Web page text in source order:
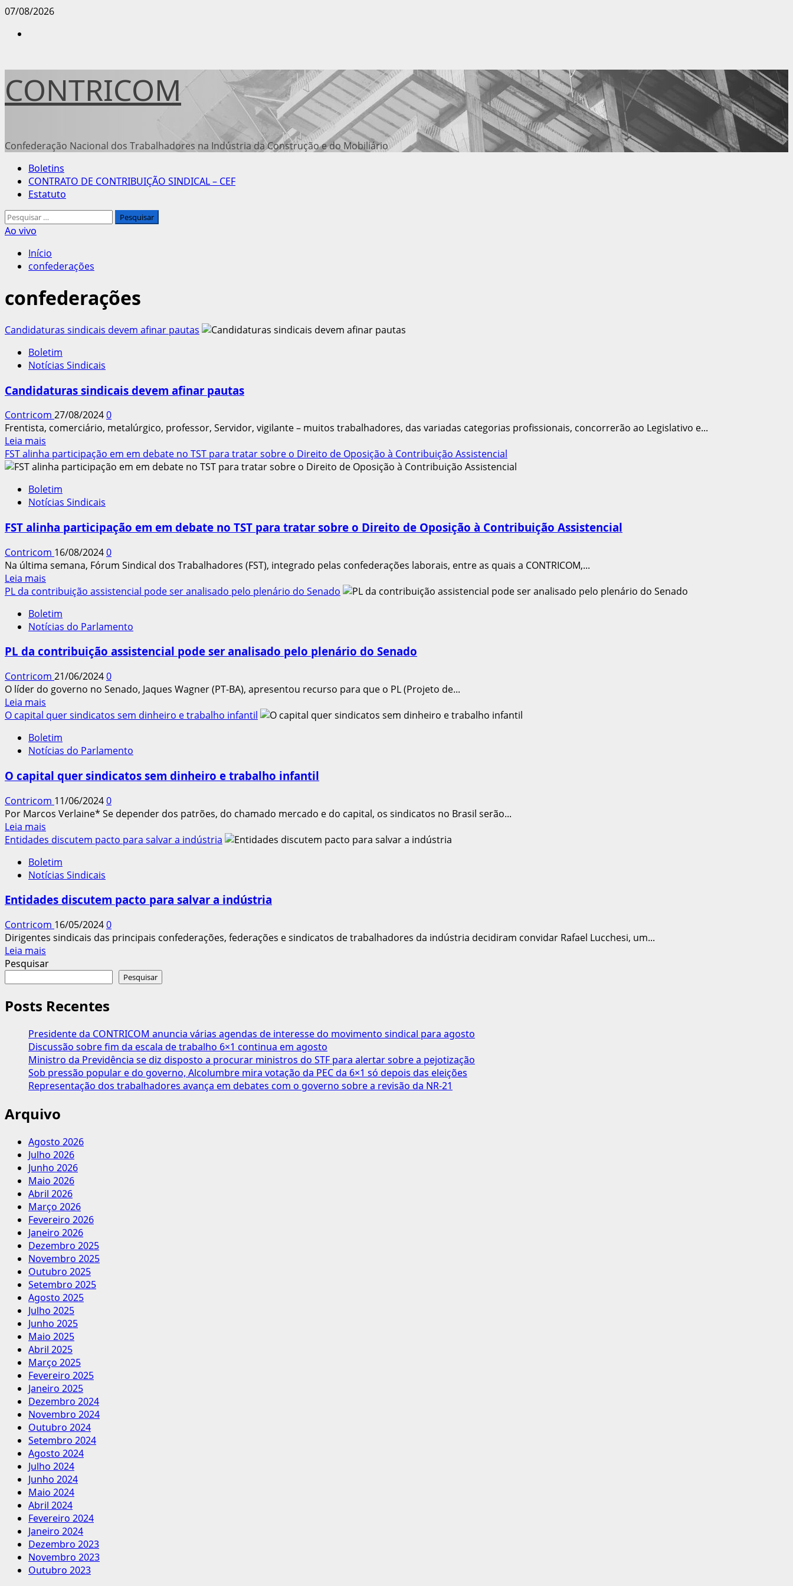
Avançar
07/08/2026
CONTRICOM
Confederação Nacional dos Trabalhadores na Indústria da Construção e do Mobiliário
Menu
principal
Boletins
CONTRATO DE CONTRIBUIÇÃO SINDICAL – CEF
Estatuto
Pesquisar
por:
Ao vivo
Início
confederações
confederações
Candidaturas sindicais devem afinar pautas
Boletim
Notícias Sindicais
Candidaturas sindicais devem afinar pautas
Contricom 27/08/20240
Frentista, comerciário, metalúrgico, professor, Servidor, vigilante – muitos trabalhadores, das variadas categorias profissionais, concorrerão ao Legislativo e...
Leia mais
mais
sobre
sindicais
devem
pautas
FST alinha participação em em debate no TST para tratar sobre o Direito de Oposição à Contribuição Assistencial
Boletim
Notícias Sindicais
FST alinha participação em em debate no TST para tratar sobre o Direito de Oposição à Contribuição Assistencial
Contricom 16/08/20240
Na última semana, Fórum Sindical dos Trabalhadores (FST), integrado pelas confederações laborais, entre as quais a CONTRICOM,...
Leia mais
mais
FST
alinha
em
debate
no
TST
para
tratar
sobre
o
Direito
de
Oposição
à
Assistencial
PL da contribuição assistencial pode ser analisado pelo plenário do Senado
Boletim
Notícias do Parlamento
PL da contribuição assistencial pode ser analisado pelo plenário do Senado
Contricom 21/06/20240
O líder do governo no Senado, Jaques Wagner (PT-BA), apresentou recurso para que o PL (Projeto de...
Leia mais
mais
PL
da
assistencial
ser
analisado
pelo
plenário
do
Senado
O capital quer sindicatos sem dinheiro e trabalho infantil
Boletim
Notícias do Parlamento
O capital quer sindicatos sem dinheiro e trabalho infantil
Contricom 11/06/20240
Por Marcos Verlaine* Se depender dos patrões, do chamado mercado e do capital, os sindicatos no Brasil serão...
Leia mais
mais
O
capital
sindicatos
dinheiro
e
trabalho
infantil
Entidades discutem pacto para salvar a indústria
Boletim
Notícias Sindicais
Entidades discutem pacto para salvar a indústria
Contricom 16/05/20240
Dirigentes sindicais das principais confederações, federações e sindicatos de trabalhadores da indústria decidiram convidar Rafael Lucchesi, um...
Leia mais
mais
discutem
pacto
para
salvar
a
indústria
Pesquisar
Pesquisar
Posts Recentes
Presidente da CONTRICOM anuncia várias agendas de interesse do movimento sindical para agosto
Discussão sobre fim da escala de trabalho 6×1 continua em agosto
Ministro da Previdência se diz disposto a procurar ministros do STF para alertar sobre a pejotização
Sob pressão popular e do governo, Alcolumbre mira votação da PEC da 6×1 só depois das eleições
Representação dos trabalhadores avança em debates com o governo sobre a revisão da NR-21
Arquivo
Agosto 2026
Julho 2026
Junho 2026
Maio 2026
Abril 2026
Março 2026
Fevereiro 2026
Janeiro 2026
Dezembro 2025
Novembro 2025
Outubro 2025
Setembro 2025
Agosto 2025
Julho 2025
Junho 2025
Maio 2025
Abril 2025
Março 2025
Fevereiro 2025
Janeiro 2025
Dezembro 2024
Novembro 2024
Outubro 2024
Setembro 2024
Agosto 2024
Julho 2024
Junho 2024
Maio 2024
Abril 2024
Fevereiro 2024
Janeiro 2024
Dezembro 2023
Novembro 2023
Outubro 2023